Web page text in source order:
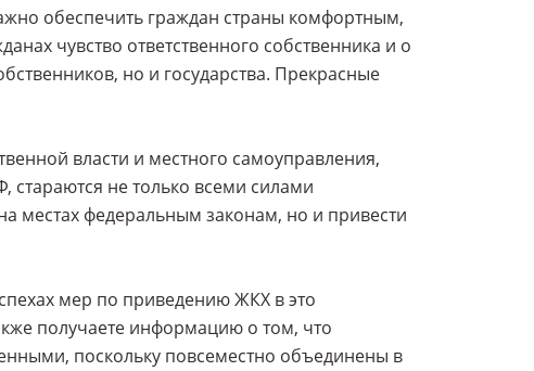
обеспечить граждан страны комфортным,
чувство ответственного собственника и о
но и государства. Прекрасные
власти и местного самоуправления,
не только всеми силами
местах федеральным законам, но и привести
мер по приведению ЖКХ в это
получаете информацию о том, что
поскольку повсеместно объединены в